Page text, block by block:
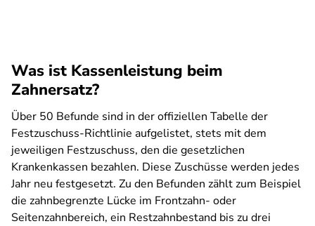
Was ist Kassenleistung beim
Zahnersatz?
Über 50 Befunde sind in der offiziellen Tabelle der
Festzuschuss-Richtlinie aufgelistet, stets mit dem
jeweiligen Festzuschuss, den die gesetzlichen
Krankenkassen bezahlen. Diese Zuschüsse werden jedes
Jahr neu festgesetzt. Zu den Befunden zählt zum Beispiel
die zahnbegrenzte Lücke im Frontzahn- oder
Seitenzahnbereich, ein Restzahnbestand bis zu drei